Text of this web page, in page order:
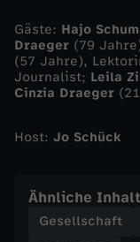
l
i
t
Gäste: Hajo
Draeger (79
(57 Jahre),
Journalist; Leila
Cinzia Draeger
Host: Jo Schück
Ähnliche
Gesellschaft